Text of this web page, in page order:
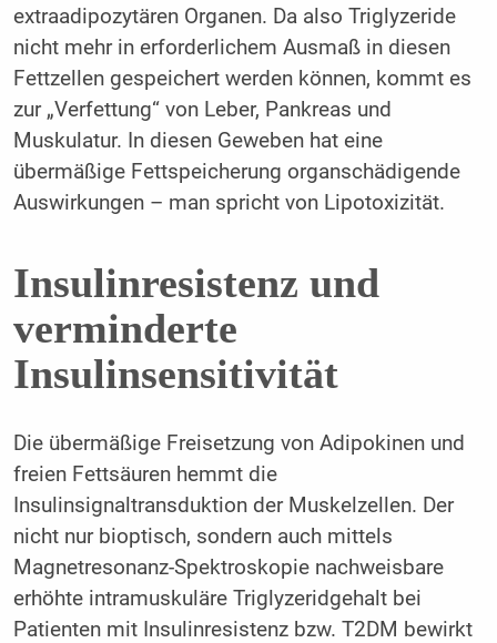
extraadipozytären Organen. Da also Triglyzeride
nicht mehr in erforderlichem Ausmaß in diesen
Fettzellen gespeichert werden können, kommt es
zur „Verfettung“ von Leber, Pankreas und
Muskulatur. In diesen Geweben hat eine
übermäßige Fettspeicherung organschädigende
Auswirkungen – man spricht von Lipotoxizität.
Insulinresistenz und
verminderte
Insulinsensitivität
Die übermäßige Freisetzung von Adipokinen und
freien Fettsäuren hemmt die
Insulinsignaltransduktion der Muskelzellen. Der
nicht nur bioptisch, sondern auch mittels
Magnetresonanz-Spektroskopie nachweisbare
erhöhte intramuskuläre Triglyzeridgehalt bei
Patienten mit Insulinresistenz bzw. T2DM bewirkt